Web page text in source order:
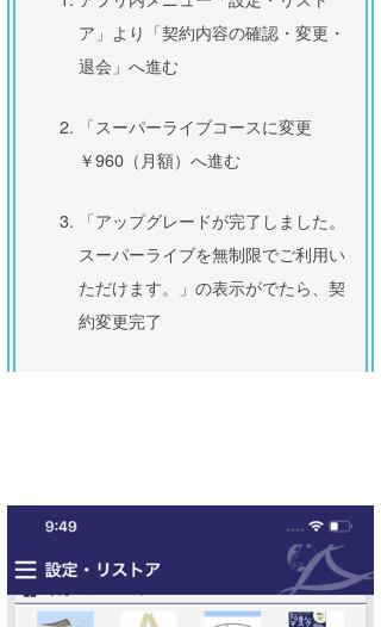
ア」より「契約内容の確認・変更・
退会」へ進む
「スーパーライブコースに変更
￥960（月額）へ進む
「アップグレードが完了しました。
スーパーライブを無制限でご利用い
ただけます。」の表示がでたら、契
約変更完了